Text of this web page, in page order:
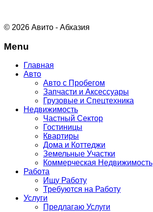
© 2026 Авито - Абхазия
Menu
Главная
Авто
Авто с Пробегом
Запчасти и Аксессуары
Грузовые и Спецтехника
Недвижимость
Частный Сектор
Гостиницы
Квартиры
Дома и Коттеджи
Земельные Участки
Коммерческая Недвижимость
Работа
Ищу Работу
Требуются на Работу
Услуги
Предлагаю Услуги